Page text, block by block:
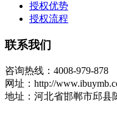
授权优势
授权流程
联系我们
咨询热线：4008-979-878
网址：http://
地址：河北省邯郸市邱县